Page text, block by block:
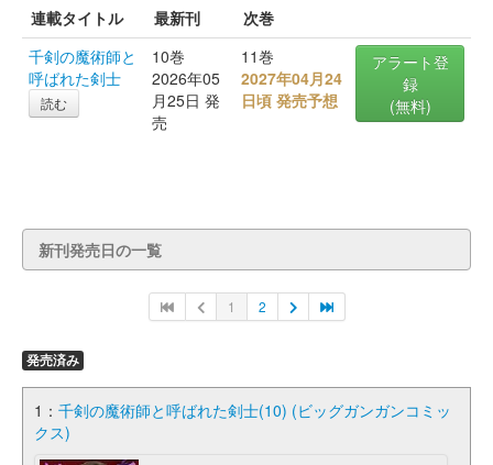
連載タイトル 最新刊
次巻
千剣の魔術師と
呼ばれた剣士
読む
10巻
2026年05
月25日 発
売
11巻
2027年04月24
日頃 発売予想
アラート登
録
(無料)
新刊発売日の一覧
1 2
発売済み
1： 千剣の魔術師と呼ばれた剣士(10) (ビッグガンガンコミッ
クス)